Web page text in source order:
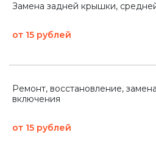
Замена задней крышки,
от 15 рублей
Ремонт, восстановление,
включения
от 15 рублей